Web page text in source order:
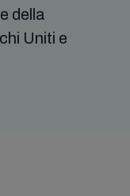
della
Uniti e